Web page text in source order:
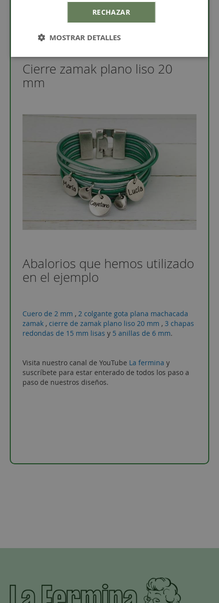
"Como cuidar tu bisuteria
Cierre zamak plano liso 20
mm
Abalorios que hemos utilizado
en el ejemplo
Cuero de 2 mm ,2 colgante gota plana machacada
zamak , cierre de zamak plano liso 20 mm ,3 chapas
redondas de 15 mm lisas y 5 anillas de 6 mm.
Visita nuestro canal de YouTube La fermina y
suscríbete para estar enterado de todos los paso a
paso de nuestros diseños.
RECHAZAR
MOSTRAR DETALLES